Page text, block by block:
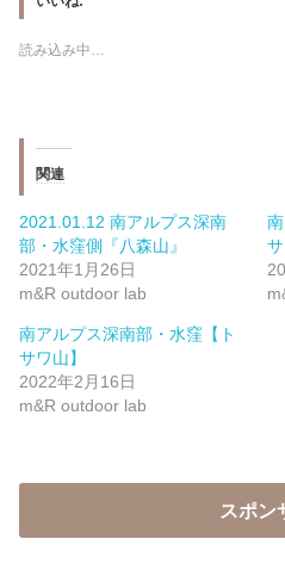
読み込み中…
関連
2021.01.12 南アルプス深南
部・水窪側『八森山』
2021年1月26日
m&R outdoor lab
南アルプス深南部・水窪【ト
サワ山】
2022年2月16日
m&R outdoor lab
スポン